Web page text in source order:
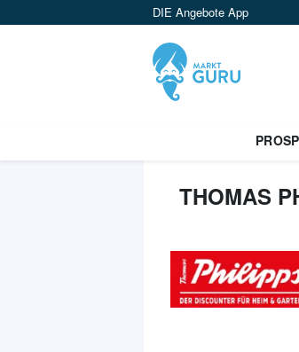
DIE Angebote App
THOMAS